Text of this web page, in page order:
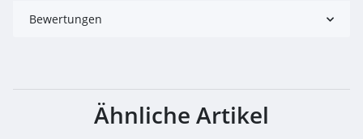
Bewertungen
Ähnliche Artikel